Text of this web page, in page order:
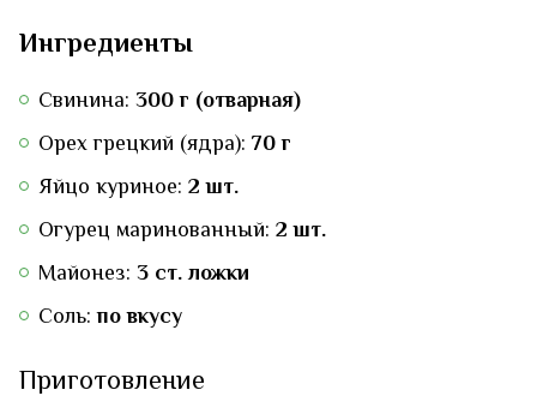
Ингредиенты
Свинина: 300 г (отварная)
Орех грецкий (ядра): 70 г
Яйцо куриное: 2 шт.
Огурец маринованный: 2 шт.
Майонез: 3 ст. ложки
Соль:по вкусу
Приготовление